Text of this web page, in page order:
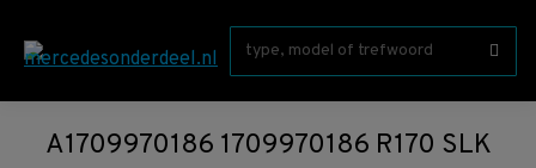
Zoeken:
A1709970186 1709970186 R170 SLK